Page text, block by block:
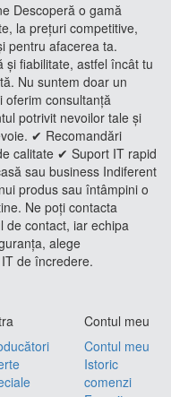
Descoperă o gamă
la prețuri competitive,
pentru afacerea ta.
și fiabilitate, astfel încât tu
Nu suntem doar un
oferim consultanță
potrivit nevoilor tale și
✔ Recomandări
calitate ✔ Suport IT rapid
sau business Indiferent
produs sau întâmpini o
Ne poți contacta
de contact, iar echipa
alege
de încredere.
Contul meu
Contul meu
Istoric
comenzi